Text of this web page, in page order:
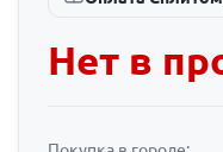
Нет в